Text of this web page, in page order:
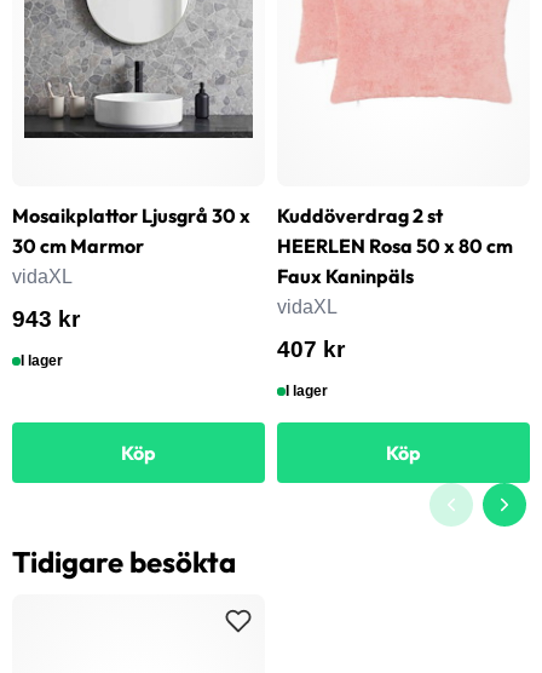
Mosaikplattor Ljusgrå 30 x
30 cm Marmor
vidaXL
943 kr
I lager
Köp
Kuddöverdrag 2 st
HEERLEN Rosa 50 x 80 cm
Faux Kaninpäls
vidaXL
407 kr
I lager
Köp
Tidigare besökta